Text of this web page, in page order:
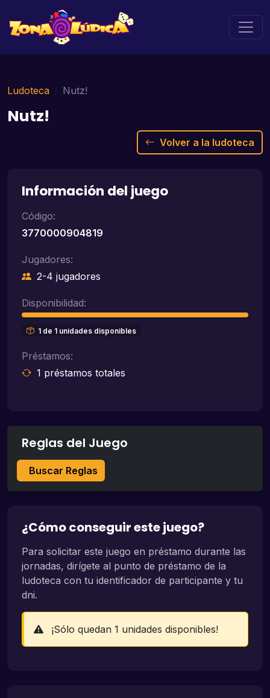
Ludoteca Nutz!
Nutz!
Volver a la ludoteca
Información del juego
Código:
3770000904819
Jugadores:
2-4 jugadores
Disponibilidad:
1 de 1 unidades disponibles
Préstamos:
1 préstamos totales
Reglas del Juego
Buscar Reglas
¿Cómo conseguir este juego?
Para solicitar este juego en préstamo durante las
jornadas, dirígete al punto de préstamo de la
ludoteca con tu identificador de participante y tu
dni.
¡Sólo quedan 1 unidades disponibles!